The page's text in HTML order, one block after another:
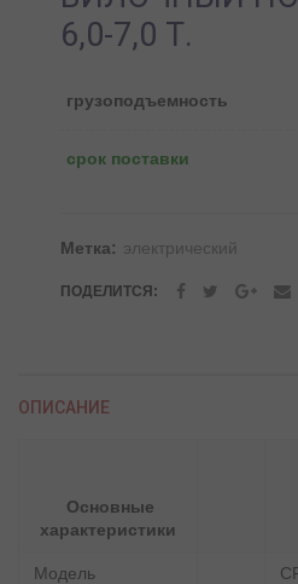
6,0-7,0 Т.
грузоподъемность
срок поставки
Метка: электрический
ПОДЕЛИТСЯ
ОПИСАНИЕ
Основные
характеристики
Модель